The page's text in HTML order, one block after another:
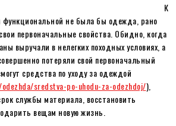
К
функциональной не была бы одежда, рано
первоначальные свойства. Обидно, когда
выручали в нелегких походных условиях, а
потеряли свой первоначальный
средства по уходу за одеждой
sredstva-po-uhodu-za-odezhdoj/),
службы материала, восстановить
вещам новую жизнь.